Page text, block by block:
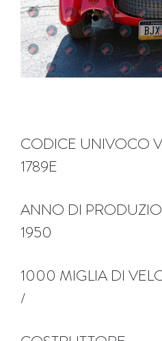
CODICE UNIVOCO
1789E
ANNO DI
1950
1000 MIGLIA DI
/